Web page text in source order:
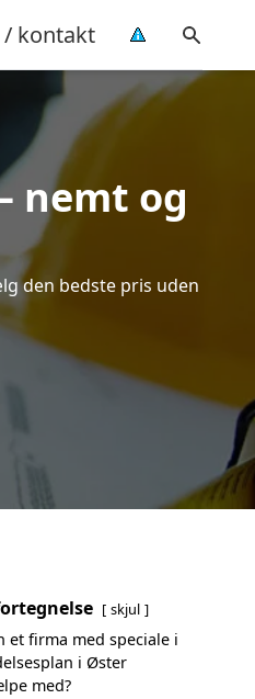
/ kontakt
nemt og
den bedste pris uden
skjul
et firma med speciale i
i Øster
med?